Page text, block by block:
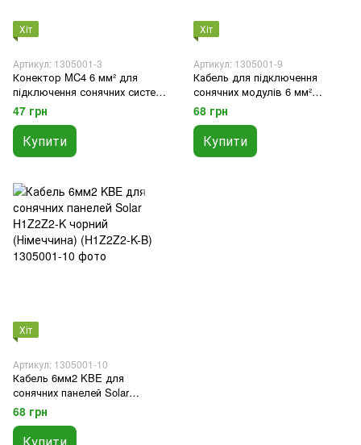
Хіт
Артикул: 1305001-3
Конектор MC4 6 мм² для
підключення сонячних систем
за допомогою кабелю 4-6 мм²
(пара)
47 грн
Купити
Хіт
Артикул: 1305001-9
Кабель для підключення
сонячних модулів 6 мм²
(чорний) (SC-6MM)
68 грн
Купити
Хіт
Артикул: 1305001-10
Кабель 6мм2 KBE для
сонячних панелей Solar
H1Z2Z2-K чорний (Німеччина)
(H1Z2Z2-K-B)
68 грн